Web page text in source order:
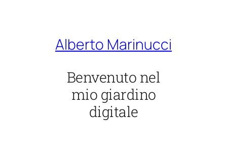
Alberto Marinucci
Benvenuto nel
mio giardino
digitale